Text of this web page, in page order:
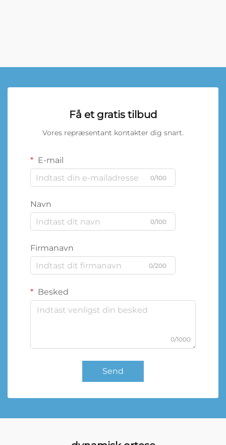
Få et gratis tilbud
Vores repræsentant kontakter dig snart.
E-mail
0/100
Navn
0/100
Firmanavn
0/200
Besked
0/1000
Send